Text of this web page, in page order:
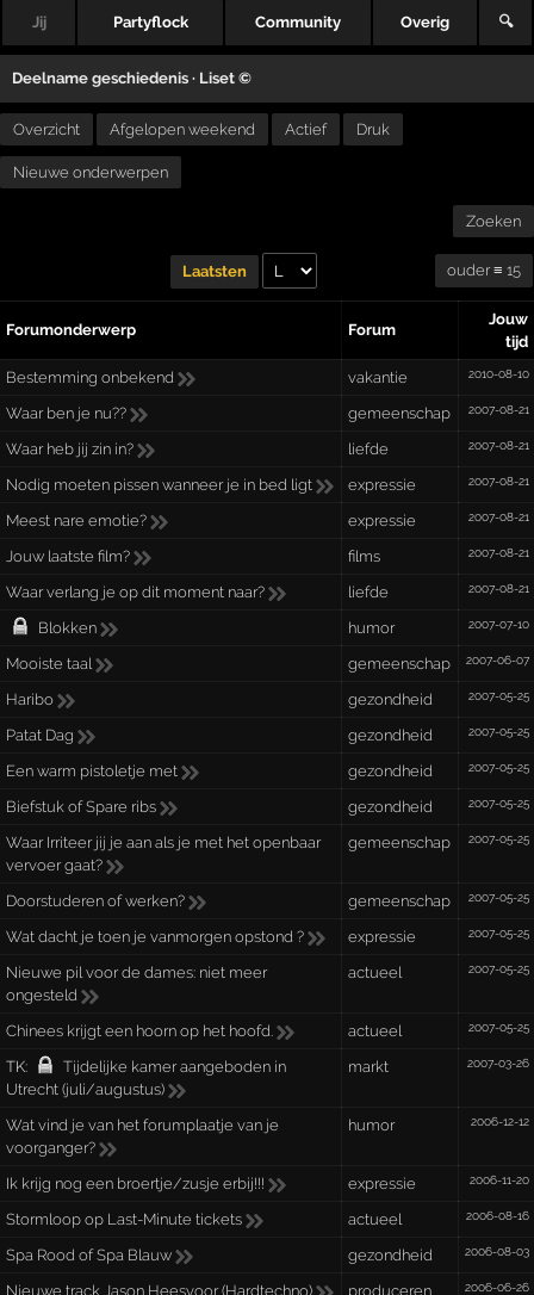
Jij Partyflock Community Overig 🔍
Deelname geschiedenis · Liset ©
Overzicht Afgelopen weekend Actief Druk
Nieuwe onderwerpen
Zoeken
Laatsten ouder ≡ 15
Forumonderwerp Forum
Jouw
tijd
Bestemming onbekend
vakantie 2010-08-10
Waar ben je nu?? gemeenschap 2007-08-21
Waar heb jij zin in? liefde 2007-08-21
Nodig moeten pissen wanneer je in bed ligt expressie 2007-08-21
Meest nare emotie? expressie 2007-08-21
Jouw laatste film? films 2007-08-21
Waar verlang je op dit moment naar? liefde 2007-08-21
Blokken humor 2007-07-10
Mooiste taal gemeenschap 2007-06-07
Haribo gezondheid 2007-05-25
Patat Dag gezondheid 2007-05-25
Een warm pistoletje met gezondheid 2007-05-25
Biefstuk of Spare ribs gezondheid 2007-05-25
Waar Irriteer jij je aan als je met het openbaar
vervoer gaat?
gemeenschap 2007-05-25
Doorstuderen of werken? gemeenschap 2007-05-25
Wat dacht je toen je vanmorgen opstond ? expressie 2007-05-25
Nieuwe pil voor de dames: niet meer
ongesteld
actueel 2007-05-25
Chinees krijgt een hoorn op het hoofd. actueel 2007-05-25
TK:
Tijdelijke kamer aangeboden in
Utrecht (juli/augustus)
markt 2007-03-26
Wat vind je van het forumplaatje van je
voorganger?
humor 2006-12-12
Ik krijg nog een broertje/zusje erbij!!! expressie 2006-11-20
Stormloop op Last-Minute tickets actueel 2006-08-16
Spa Rood of Spa Blauw gezondheid 2006-08-03
Nieuwe track Jason Heesvoor (Hardtechno) produceren 2006-06-26